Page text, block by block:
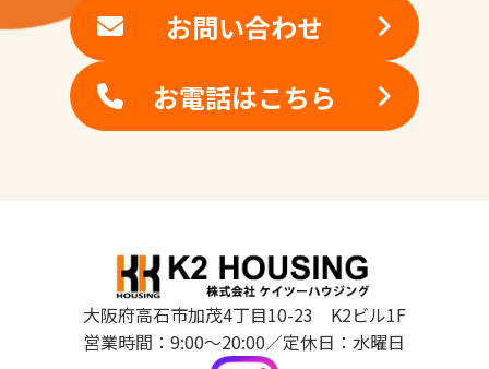
お問い合わせ
お電話はこちら
大阪府高石市加茂4丁目10-23 K2ビル1F
営業時間：9:00～20:00／定休日：水曜日